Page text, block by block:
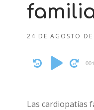
24 DE AGOSTO
Audio
Player
Las cardiopatías